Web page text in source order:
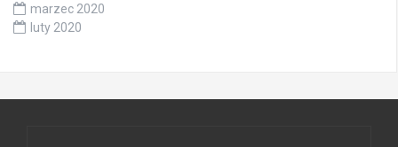
marzec 2020
luty 2020